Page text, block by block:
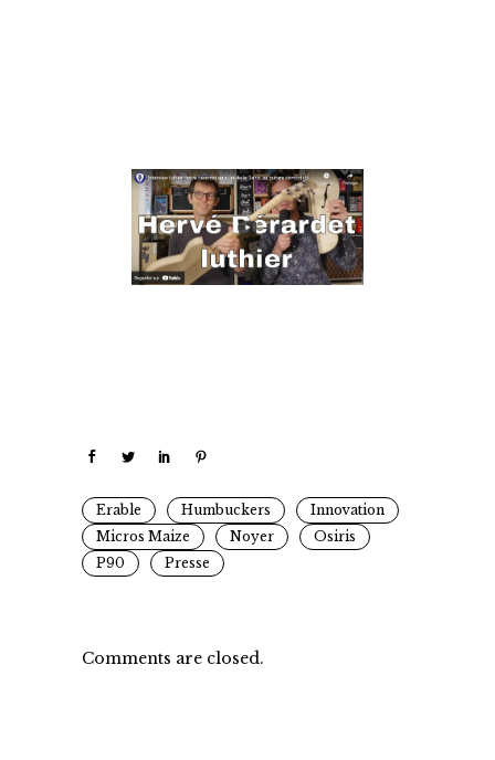
Erable Humbuckers
Innovation
Micros Maize
Noyer
Osiris
P90
Presse
Comments are closed.